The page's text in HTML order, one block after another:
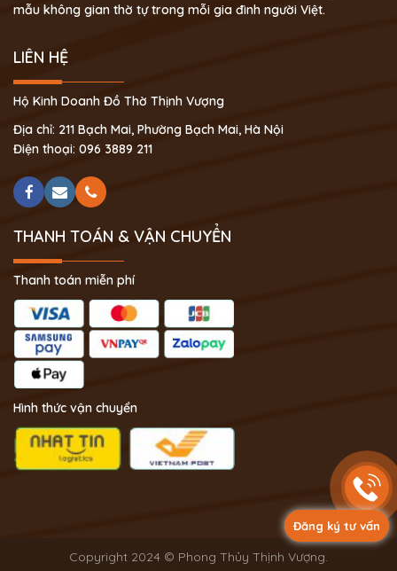
Đăng ký tư vấn
mẫu không gian thờ tự trong mỗi gia đình người Việt.
LIÊN HỆ
Hộ Kinh Doanh Đồ Thờ Thịnh Vượng
Địa chỉ: 211 Bạch Mai, Phường Bạch Mai, Hà Nội
Điện thoại: 096 3889 211
THANH TOÁN & VẬN CHUYỂN
Thanh toán miễn phí
Hình thức vận chuyển
Copyright 2024 © Phong Thủy Thịnh Vượng.